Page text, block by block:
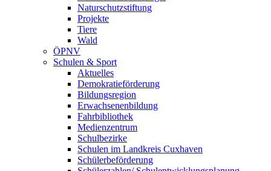
Naturschutzstiftung
Projekte
Tiere
Wald
ÖPNV
Schulen & Sport
Aktuelles
Demokratieförderung
Bildungsregion
Erwachsenenbildung
Fahrbibliothek
Medienzentrum
Schulbezirke
Schulen im Landkreis Cuxhaven
Schülerbeförderung